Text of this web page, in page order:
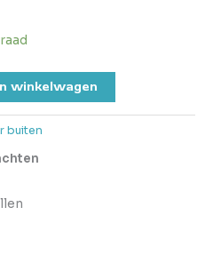
winkelwagen
buiten